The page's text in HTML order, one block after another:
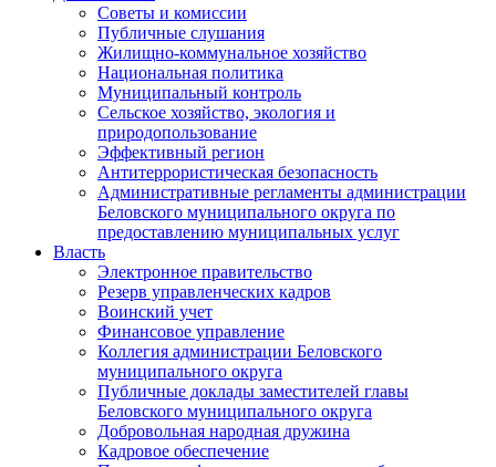
Советы и комиссии
Публичные слушания
Жилищно-коммунальное хозяйство
Национальная политика
Муниципальный контроль
Сельское хозяйство, экология и
природопользование
Эффективный регион
Антитеррористическая безопасность
Административные регламенты администрации
Беловского муниципального округа по
предоставлению муниципальных услуг
Власть
Электронное правительство
Резерв управленческих кадров
Воинский учет
Финансовое управление
Коллегия администрации Беловского
муниципального округа
Публичные доклады заместителей главы
Беловского муниципального округа
Добровольная народная дружина
Кадровое обеспечение